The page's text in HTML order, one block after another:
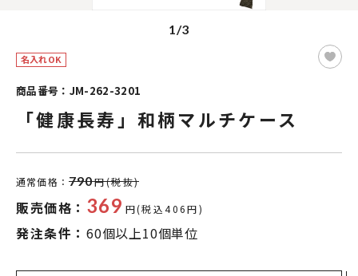
1/3
名入れOK
商品番号：JM-262-3201
「健康長寿」和柄マルチケース
通常価格： 790円(税抜)
販売価格： 369 円(税込406円)
発注条件： 60個以上10個単位